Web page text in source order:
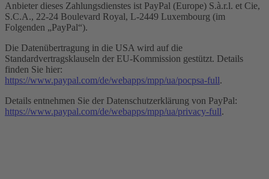
Anbieter dieses Zahlungsdienstes ist PayPal (Europe) S.à.r.l. et Cie,
S.C.A., 22-24 Boulevard Royal, L-2449 Luxembourg (im
Folgenden „PayPal“).
Die Datenübertragung in die USA wird auf die
Standardvertragsklauseln der EU-Kommission gestützt. Details
finden Sie hier:
https://www.paypal.com/de/webapps/mpp/ua/pocpsa-full.
Details entnehmen Sie der Datenschutzerklärung von PayPal:
https://www.paypal.com/de/webapps/mpp/ua/privacy-full.